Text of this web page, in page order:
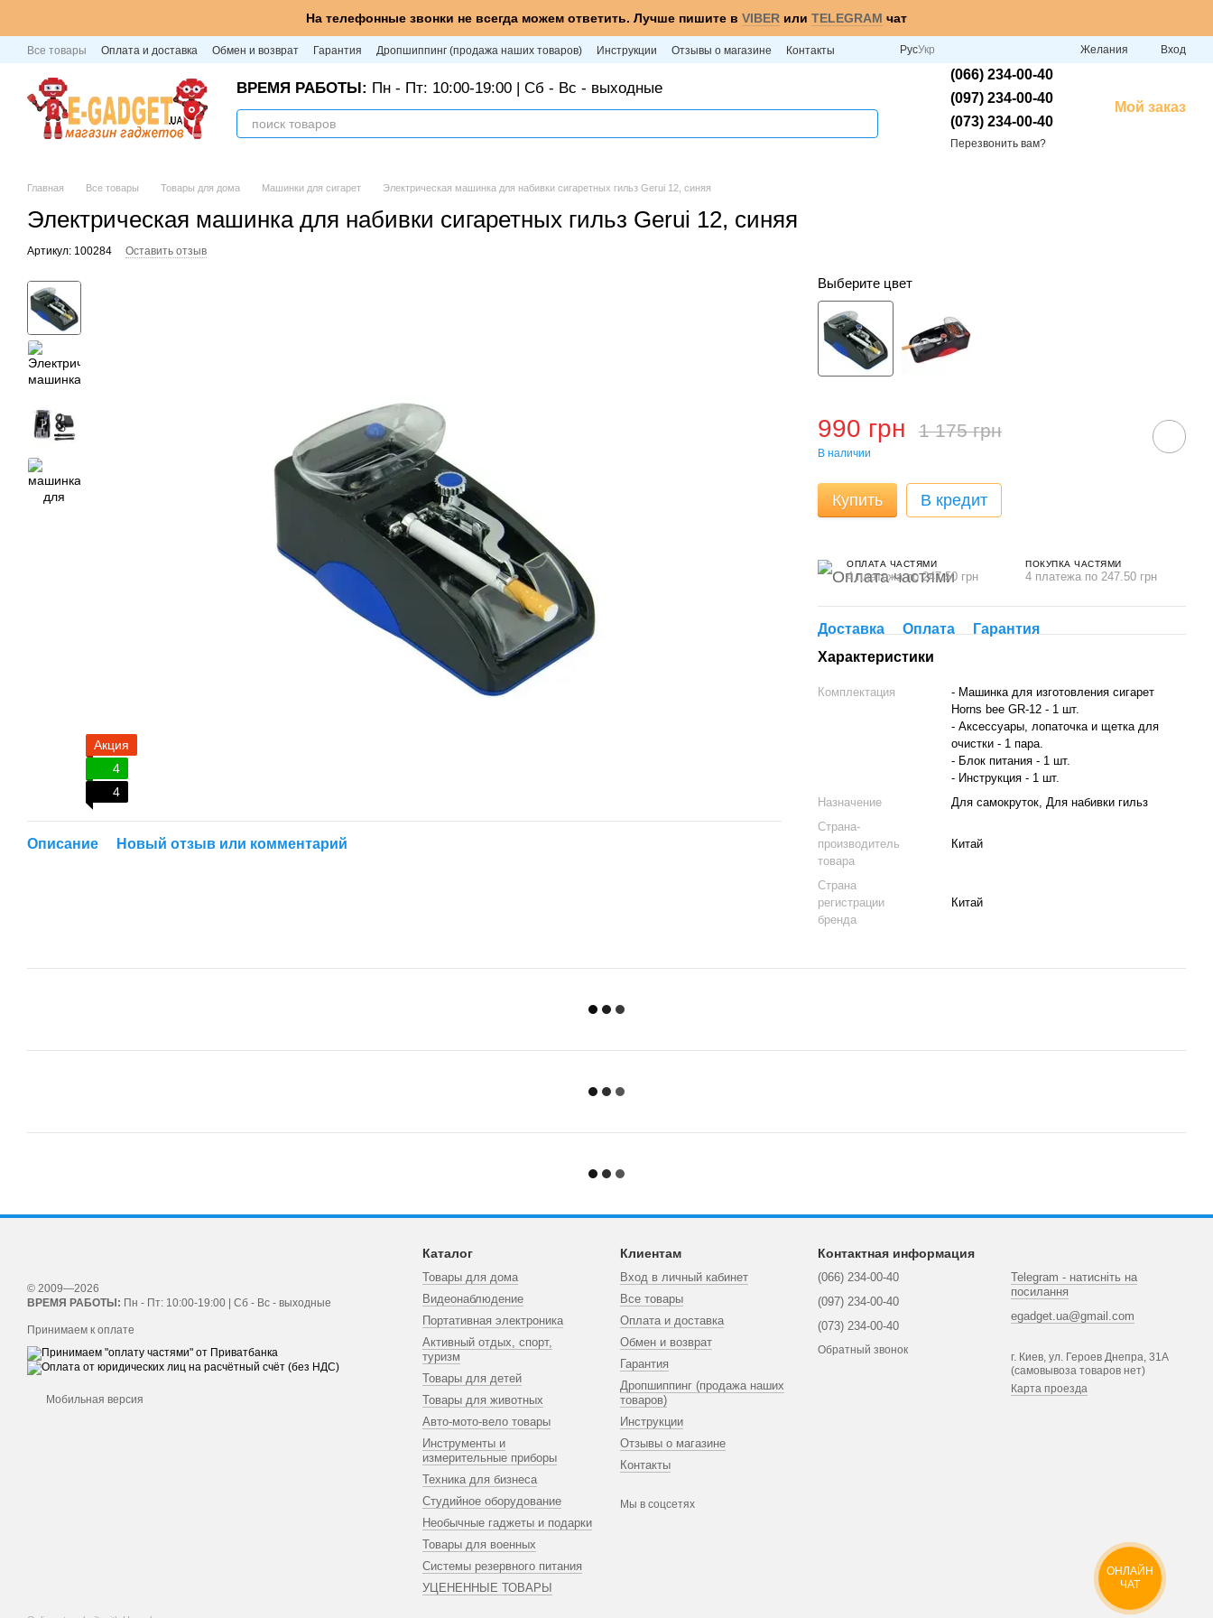
На телефонные звонки не всегда можем ответить. Лучше пишите в VIBER или TELEGRAM чат
Все товары Оплата и доставка Обмен и возврат Гарантия Дропшиппинг (продажа наших товаров) Инструкции Отзывы о магазине Контакты РусУкр Желания Вход
ВРЕМЯ РАБОТЫ: Пн - Пт: 10:00-19:00 | Сб - Вс - выходные
(066) 234-00-40
(097) 234-00-40
(073) 234-00-40
Перезвонить вам?
Мой заказ
Главная Все товары Товары для дома Машинки для сигарет Электрическая машинка для набивки сигаретных гильз Gerui 12, синяя
Электрическая машинка для набивки сигаретных гильз Gerui 12, синяя
Артикул: 100284 Оставить отзыв
Акция
4
4
Описание Новый отзыв или комментарий
Выберите цвет
990 грн 1 175 грн
В наличии
Купить В кредит
ОПЛАТА ЧАСТЯМИ
4 платежа по 247.50 грн
ПОКУПКА ЧАСТЯМИ
4 платежа по 247.50 грн
Доставка Оплата
Гарантия
Характеристики
Комплектация
- Машинка для изготовления сигарет
Horns bee GR-12 - 1 шт.
- Аксессуары, лопаточка и щетка для
очистки - 1 пара.
- Блок питания - 1 шт.
- Инструкция - 1 шт.
Назначение
Для самокруток, Для набивки гильз
Страна-
производитель
товара
Китай
Страна
регистрации
бренда
Китай
© 2009—2026
ВРЕМЯ РАБОТЫ: Пн - Пт: 10:00-19:00 | Сб - Вс - выходные
Принимаем к оплате
Мобильная версия
Каталог
Товары для дома
Видеонаблюдение
Портативная электроника
Активный отдых, спорт,
туризм
Товары для детей
Товары для животных
Авто-мото-вело товары
Инструменты и
измерительные приборы
Техника для бизнеса
Студийное оборудование
Необычные гаджеты и подарки
Товары для военных
Системы резервного питания
УЦЕНЕННЫЕ ТОВАРЫ
Клиентам
Вход в личный кабинет
Все товары
Оплата и доставка
Обмен и возврат
Гарантия
Дропшиппинг (продажа наших
товаров)
Инструкции
Отзывы о магазине
Контакты
Мы в соцсетях
Контактная информация
(066) 234-00-40
(097) 234-00-40
(073) 234-00-40
Обратный звонок
Telegram - натисніть на
посилання
egadget.ua@gmail.com
г. Киев, ул. Героев Днепра, 31А
(самовывоза товаров нет)
Карта проезда
ОНЛАЙН
ЧАТ